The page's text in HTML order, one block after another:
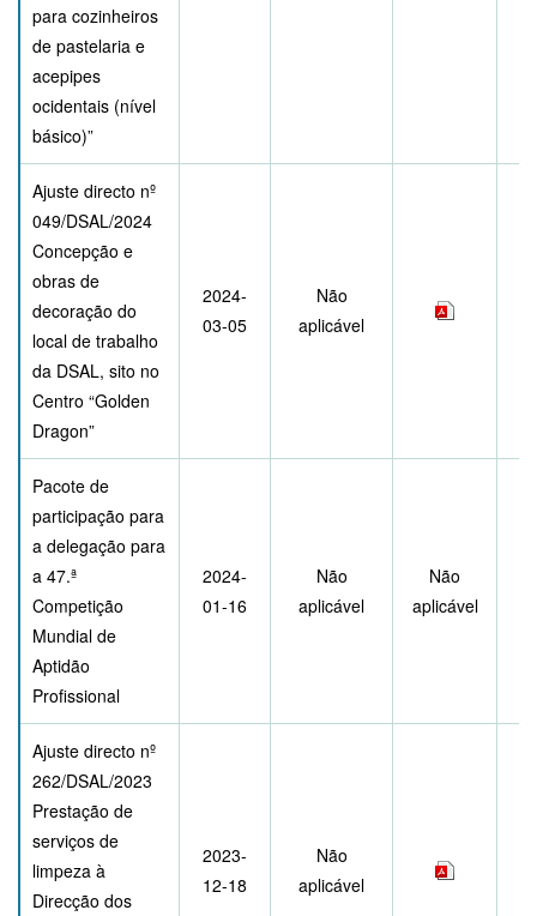
para cozinheiros
de pastelaria e
acepipes
ocidentais (nível
básico)”
Ajuste directo nº
049/DSAL/2024
Concepção e
obras de
decoração do
local de trabalho
da DSAL, sito no
Centro “Golden
Dragon”
2024-
03-05
Não
aplicável
Pacote de
participação para
a delegação para
a 47.ª
Competição
Mundial de
Aptidão
Profissional
2024-
01-16
Não
aplicável
Não
aplicável
Ajuste directo nº
262/DSAL/2023
Prestação de
serviços de
limpeza à
Direcção dos
2023-
12-18
Não
aplicável